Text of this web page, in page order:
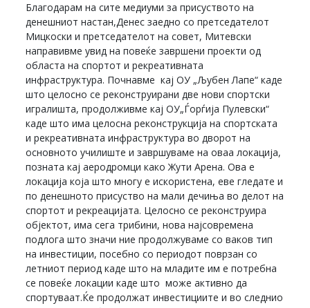
Благодарам на сите медиуми за присуството на
денешниот настан,Денес заедно со претседателот
Мицкоски и претседателот на совет, Митевски
направивме увид на повеќе завршени проекти од
областа на спортот и рекреативната
инфраструктура. Почнавме кај ОУ „Љубен Лапе“ каде
што целосно се реконструирани две нови спортски
игралишта, продолживме кај ОУ„Ѓорѓија Пулевски“
каде што има целосна реконструкција на спортската
и рекреативната инфраструктура во дворот на
основното училиште и завршуваме на оваа локација,
позната кај аеродромци како Жути Арена. Ова е
локација која што многу е искористена, еве гледате и
по денешното присуство на мали дечиња во делот на
спортот и рекреацијата. Целосно се реконструира
објектот, има сега трибини, нова најсовремена
подлога што значи ние продолжуваме со ваков тип
на инвестиции, посебно со периодот поврзан со
летниот период каде што на младите им е потребна
се повеќе локации каде што може активно да
спортуваат.Ќе продолжат инвестициите и во следнио